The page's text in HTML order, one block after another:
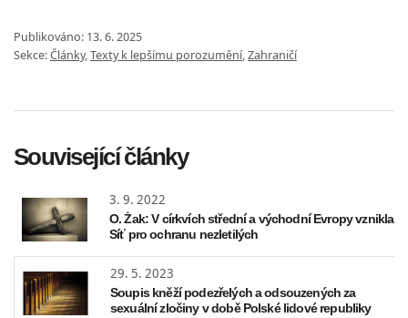
Publikováno: 13. 6. 2025
Sekce:Články,Texty k lepšímu porozumění,Zahraničí
Související články
3. 9. 2022
O. Żak: V církvích střední a východní Evropy vznikla
Síť pro ochranu nezletilých
29. 5. 2023
Soupis kněží podezřelých a odsouzených za
sexuální zločiny v době Polské lidové republiky